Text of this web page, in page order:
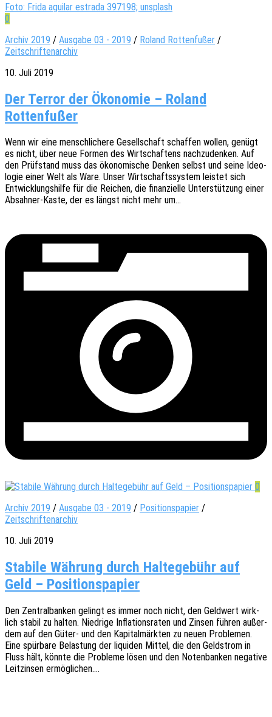
Foto: Frida aguilar estrada 397198; unsplash
0
Archiv 2019 / Ausgabe 03 - 2019 / Roland Rottenfußer /
Zeitschriftenarchiv
10. Juli 2019
Der Terror der Ökonomie – Roland
Rottenfußer
Wenn wir eine mensch­li­che­re Gesell­schaft schaf­fen wollen, genügt
es nicht, über neue Formen des Wirt­schaf­tens nach­zu­den­ken. Auf
den Prüf­stand muss das ökono­mi­sche Denken selbst und seine Ideo­
lo­gie einer Welt als Ware. Unser Wirt­schafts­sys­tem leis­tet sich
Entwick­lungs­hil­fe für die Reichen, die finan­zi­el­le Unter­stüt­zung einer
Absah­­ner-Kaste, der es längst nicht mehr um…
0
Archiv 2019 / Ausgabe 03 - 2019 / Positionspapier /
Zeitschriftenarchiv
10. Juli 2019
Stabile Währung durch Haltegebühr auf
Geld – Positionspapier
Den Zentral­ban­ken gelingt es immer noch nicht, den Geld­wert wirk­
lich stabil zu halten. Nied­ri­ge Infla­ti­ons­ra­ten und Zinsen führen außer­
dem auf den Güter- und den Kapi­tal­märk­ten zu neuen Proble­men.
Eine spür­ba­re Belas­tung der liqui­den Mittel, die den Geld­strom in
Fluss hält, könnte die Proble­me lösen und den Noten­ban­ken nega­ti­ve
Leit­zin­sen ermöglichen.…